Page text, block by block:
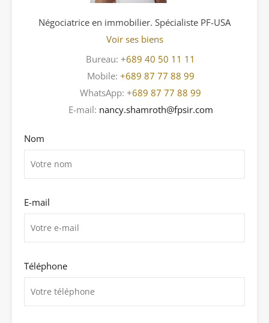
Négociatrice en immobilier. Spécialiste PF-USA
Voir ses biens
Bureau: +689 40 50 11 11
Mobile: +689 87 77 88 99
WhatsApp: +689 87 77 88 99
E-mail: nancy.shamroth@fpsir.com
Nom
E-mail
Téléphone